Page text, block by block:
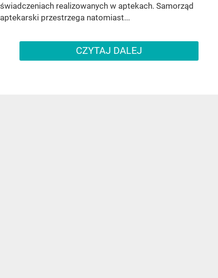
świadczeniach realizowanych w aptekach. Samorząd
aptekarski przestrzega natomiast...
CZYTAJ DALEJ